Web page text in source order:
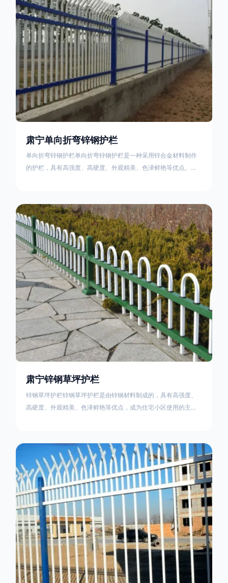
肃宁单向折弯锌钢护栏
单向折弯锌钢护栏单向折弯锌钢护栏是一种采用锌合金材料制作
的护栏，具有高强度、高硬度、外观精美、色泽鲜艳等优点。该
再加上防盗垫圈，这样能够避免护栏被人轻易拆卸；适合于大批
量生产，能够很好的与自然相融合。单向折弯锌钢护栏可以用于
住宅小区、工厂院校、道路交通等场所。该产品具有高强度、高
硬度、外观
肃宁锌钢草坪护栏
锌钢草坪护栏锌钢草坪护栏是由锌钢材料制成的，具有高强度、
高硬度、外观精美、色泽鲜艳等优点，成为住宅小区使用的主流
的使用方法主要是应用在人员行走的边界处，这就需要锌钢草坪
护栏产品的表面设计较为圆滑，减少人员不小心碰触锌钢草坪护
栏产品的伤害值。在安装前，土木建筑为砖砌或混凝土浇筑奠定
了的基础